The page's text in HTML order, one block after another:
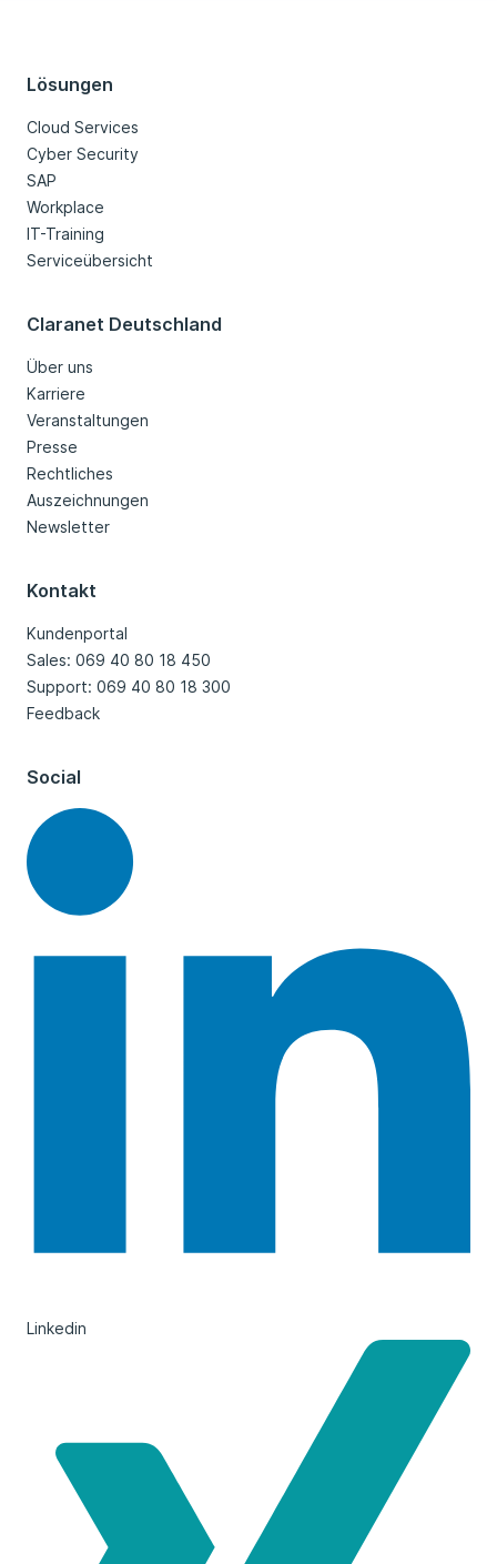
Lösungen
Cloud Services
Cyber Security
SAP
Workplace
IT-Training
Serviceübersicht
Claranet Deutschland
Über uns
Karriere
Veranstaltungen
Presse
Rechtliches
Auszeichnungen
Newsletter
Kontakt
Kundenportal
Sales: 069 40 80 18 450
Support: 069 40 80 18 300
Feedback
Social
Linkedin